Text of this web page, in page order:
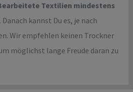
Textilien mindestens
. Danach kannst Du es, je nach
Wir empfehlen keinen Trockner
möglichst lange Freude daran zu